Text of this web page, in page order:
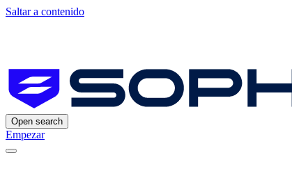
Saltar a contenido
Open search
Empezar